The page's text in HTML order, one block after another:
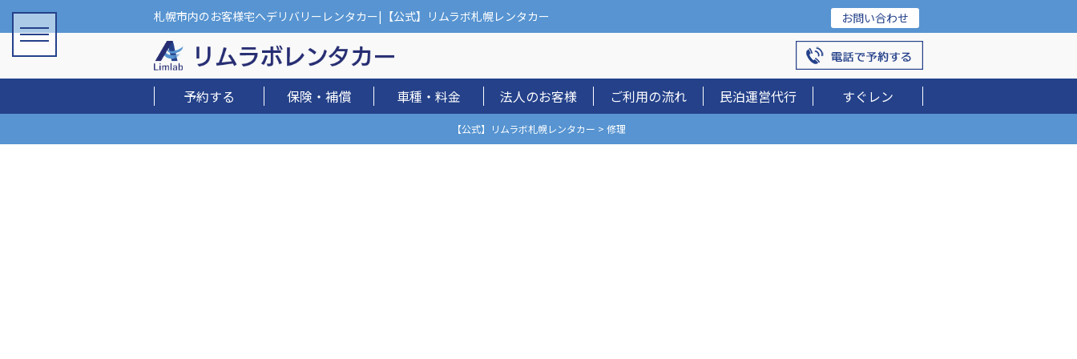
札幌市内のお客様宅へデリバリーレンタカー|【公式】リムラボ札幌レンタカー お問い合わせ
予約する 保険・補償 車種・料金 法人のお客様 ご利用の流れ 民泊運営代行 すぐレン
【公式】リムラボ札幌レンタカー > 修理